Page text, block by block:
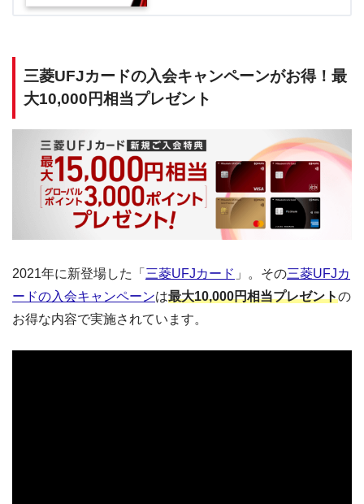
三菱UFJカードの入会キャンペーンがお得！最
大10,000円相当プレゼント
2021年に新登場した「 三菱UFJカード 」。その三菱UFJカ
ードの入会キャンペーンは最大10,000円相当プレゼントの
お得な内容で実施されています。